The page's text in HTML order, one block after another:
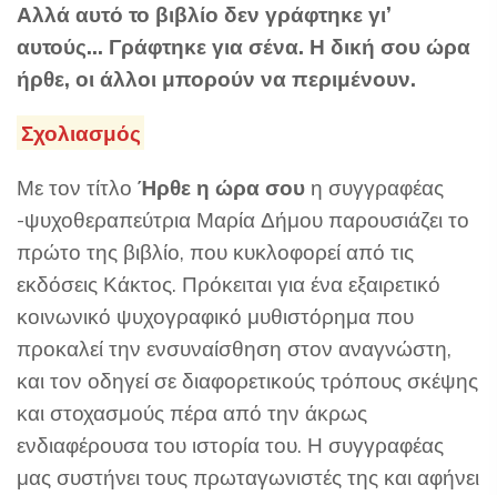
Αλλά αυτό το βιβλίο δεν γράφτηκε γι’
αυτούς… Γράφτηκε για σένα. Η δική σου ώρα
ήρθε, οι άλλοι μπορούν να περιμένουν.
Σχολιασμός
Με τον τίτλο Ήρθε η ώρα σου η συγγραφέας
-ψυχοθεραπεύτρια Μαρία Δήμου παρουσιάζει το
πρώτο της βιβλίο, που κυκλοφορεί από τις
εκδόσεις Κάκτος. Πρόκειται για ένα εξαιρετικό
κοινωνικό ψυχογραφικό μυθιστόρημα που
προκαλεί την ενσυναίσθηση στον αναγνώστη,
και τον οδηγεί σε διαφορετικούς τρόπους σκέψης
και στοχασμούς πέρα από την άκρως
ενδιαφέρουσα του ιστορία του. Η συγγραφέας
μας συστήνει τους πρωταγωνιστές της και αφήνει